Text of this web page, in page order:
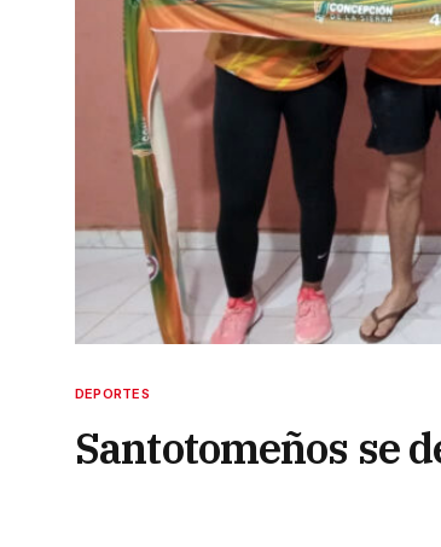
DEPORTES
Santotomeños se